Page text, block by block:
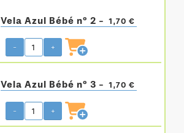
Vela Azul Bébé nº 2 - 1,70 €
- +
Vela Azul Bébé nº 3 - 1,70 €
- +